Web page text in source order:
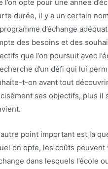
l’on opte pour une année
durée, il y a un certain
d’échange
des besoins et des
que l’on poursuit avec
d’un défi qui lui
t-on avant tout
ses objectifs, plus il
point important est la
on opte, les coûts
dans lesquels l’école